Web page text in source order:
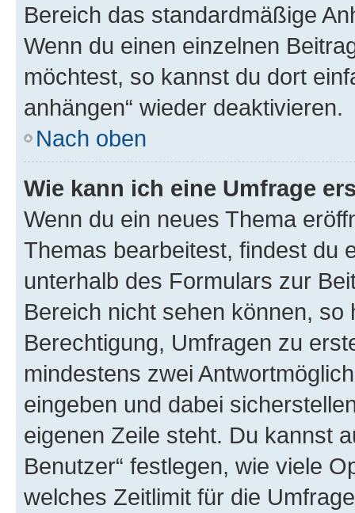
Bereich das standardmäßige
Wenn du einen einzelnen
möchtest, so kannst du dort
anhängen“ wieder deaktivieren.
Nach oben
Wie kann ich eine Umfrage
Wenn du ein neues Thema
Themas bearbeitest, findest du
unterhalb des Formulars zur
Bereich nicht sehen können,
Berechtigung, Umfragen zu
mindestens zwei
eingeben und dabei
eigenen Zeile steht. Du kannst
Benutzer“ festlegen, wie viele
welches Zeitlimit für die